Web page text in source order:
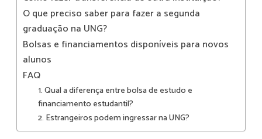
O que preciso saber para fazer a segunda
graduação na UNG?
Bolsas e financiamentos disponíveis para novos
alunos
FAQ
1. Qual a diferença entre bolsa de estudo e
financiamento estudantil?
2. Estrangeiros podem ingressar na UNG?